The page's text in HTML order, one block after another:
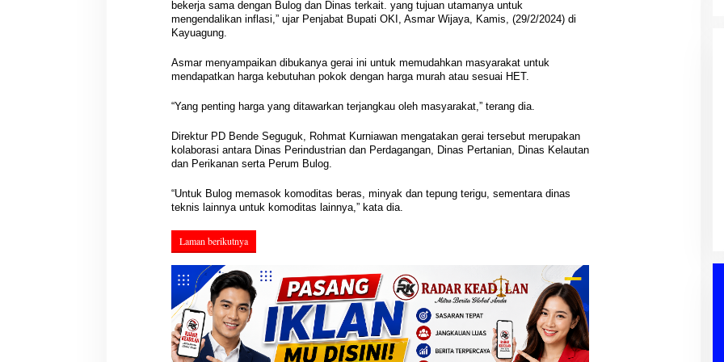
bekerja sama dengan Bulog dan Dinas terkait. yang tujuan utamanya untuk
mengendalikan inflasi,” ujar Penjabat Bupati OKI, Asmar Wijaya, Kamis, (29/2/2024) di
Kayuagung.
Asmar menyampaikan dibukanya gerai ini untuk memudahkan masyarakat untuk
mendapatkan harga kebutuhan pokok dengan harga murah atau sesuai HET.
“Yang penting harga yang ditawarkan terjangkau oleh masyarakat,” terang dia.
Direktur PD Bende Seguguk, Rohmat Kurniawan mengatakan gerai tersebut merupakan
kolaborasi antara Dinas Perindustrian dan Perdagangan, Dinas Pertanian, Dinas Kelautan
dan Perikanan serta Perum Bulog.
“Untuk Bulog memasok komoditas beras, minyak dan tepung terigu, sementara dinas
teknis lainnya untuk komoditas lainnya,” kata dia.
Laman berikutnya
Hasil Reses III DPRD Muba
Aspirasi Masyarakat Siap Jadi
Di Berita, DPRD, Musi Banyuasin, PEMERINTAHAN,
PWI
Ditunjuk
Siapkan
Di Berita, OKU
PERS, PWI,